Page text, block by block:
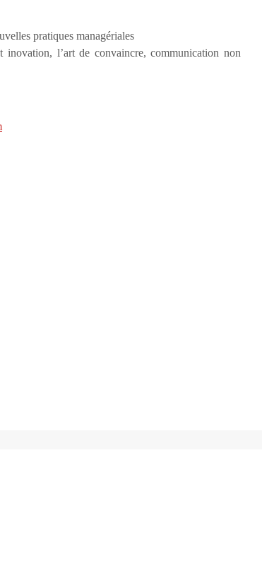
pratiques managériales
inovation, l’art de convaincre, communication non